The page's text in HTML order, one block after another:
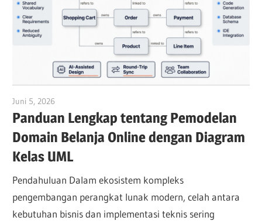
Juni 5, 2026
Panduan Lengkap tentang Pemodelan
Domain Belanja Online dengan Diagram
Kelas UML
Pendahuluan Dalam ekosistem kompleks
pengembangan perangkat lunak modern, celah antara
kebutuhan bisnis dan implementasi teknis sering